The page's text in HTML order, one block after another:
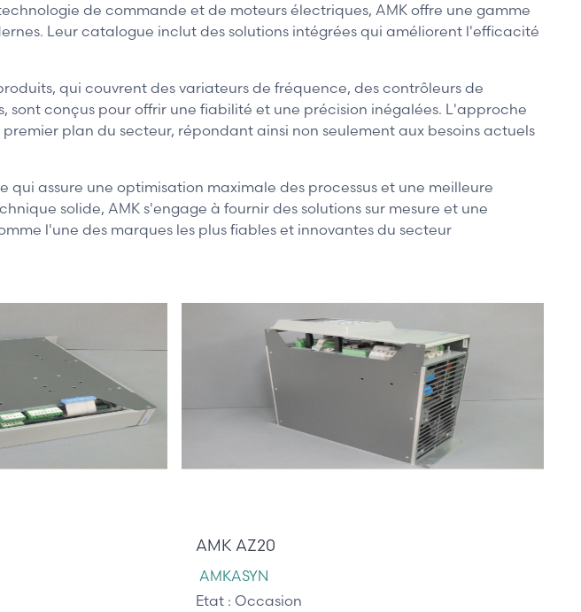
de commande et de moteurs électriques, AMK offre une gamme
Leur catalogue inclut des solutions intégrées qui améliorent l'efficacité
qui couvrent des variateurs de fréquence, des contrôleurs de
sont conçus pour offrir une fiabilité et une précision inégalées. L'approche
plan du secteur, répondant ainsi non seulement aux besoins actuels
assure une optimisation maximale des processus et une meilleure
solide, AMK s'engage à fournir des solutions sur mesure et une
l'une des marques les plus fiables et innovantes du secteur
AMK AZ20
AMKASYN
Etat : Occasion